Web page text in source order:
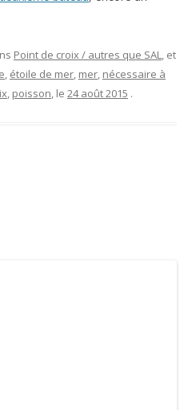
Point de croix / autres que SAL, et
, étoile de mer, mer, nécessaire à
, poisson, le 24 août 2015 .